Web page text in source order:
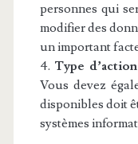
personnes qui
modifier des
un important
4. Type
Vous devez
disponibles doit
systèmes